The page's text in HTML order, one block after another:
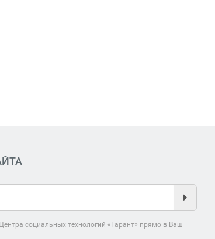
социальных технологий «Гарант» прямо в Ваш